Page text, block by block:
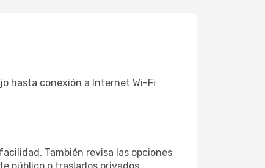
hasta conexión a Internet Wi-Fi
También revisa las opciones